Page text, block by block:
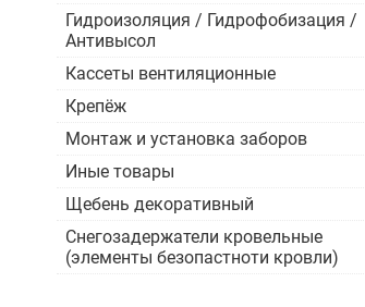
Гидроизоляция / Гидрофобизация /
Антивысол
Кассеты вентиляционные
Крепёж
Монтаж и установка заборов
Иные товары
Щебень декоративный
Снегозадержатели кровельные
(элементы безопастноти кровли)